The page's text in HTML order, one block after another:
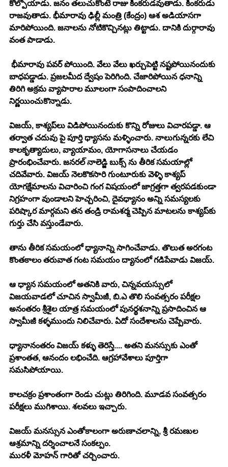
కోల్పోయాడు. జనం తలుచుకొంటే రాజు కింకరుడవుతాడు. కింకరుడు
రాజవుతాడు. భీమారావు ఢిల్లీ మంత్రి (కేంద్రం) ఆశ అడియాసగా
మారిపోయింది. జనాలను నోటికొచ్చినట్లు తిట్టాడు. దానికి దుర్గారావు
వంత పాడాడు.
భీమారావు పవర్ పోయింది. వేలు వేలు ఖర్చుపెట్టి నష్టపోయినందుకు
బాధపడ్డాడు. ప్రజలమీద ద్వేషం పెరిగింది. చేజారిపోయిన ధనాన్ని
తిరిగి అక్రమ వ్యాపారాల మూలంగా సంపాదించాలని
నిర్ణయించుకొన్నాడు.
విజయ్, కాశ్యప్‍లు విడిపోయినందుకు కొన్ని రోజులు విచారపడ్డా. ఆ
తర్వాత చదువు పై పూర్తి ధ్యాసను మళ్ళించారు. నాలుగున్నరకు లేచి
కాలకృత్యాదులు, వ్యాయామం, యోగాసనాలు చేయడం
ప్రారంభించేవారు. జనరల్ నాలెడ్జి బుక్స్ ను తీరిక సమయాల్లో
చదివేవారు. విజయ్ నెలకొకసారి గుంటూరుకు వెళ్ళి కాశ్యప్‍
యోగక్షేమాలను విచారించి గంగ విషయంలో జాగ్రత్తగా త్వరపడకుండా
నిగ్రహంగా వుండాలని హెచ్చరించి, దైవధ్యానం అన్ని సమస్యలకు
పరిష్కార మార్గమని తన తండ్రి రామశర్మ చెప్పిన మాటలను కాశ్యప్‍కు
గుర్తు చేసి వస్తుండేవారు.
తాను తీరిక సమయంలో ధ్యానాన్ని సాగించేవాడు. తొలుత అరగంట
కొంతకాలం తరువాత గంట సమయం ద్యానంలో గడిపేవాడు విజయ్.
ఆ ధ్యాన సమయంలో అతనికి వారు, చిన్నవయస్సులో
విజయవాడలో చూచిన స్వామీజీ, బి.ఎ తొలి సంవత్సరం పరీక్షల
అనంతరం శ్రీశైల యాత్ర సమయంలో పునర్థశనాన్ని ప్రసాదించిన ఆ
స్వామీజీ కళ్ళముందు నిలిచేవారు. ఏదో సందేశాలను చెప్పేవారు.
ధ్యానానంతరం విజయ్ కళ్ళు తెరిస్తే.... అతని మనస్సుకు ఎంతో
ప్రశాంతత, ఆనందం లభించేది. ఆగ్రహావేశాలు పూర్తిగా
సమసిపోయాయి.
కాలచక్రం ప్రశాంతంగా రెండు చుట్లు తిరిగింది. మూడవ సంవత్సరం
పరీక్షలు ముగిశాయి. శలవలు ఇచ్చారు.
విజయ్ మనస్సున ఎంతోకాలంగా అరుణాచలాన్ని, శ్రీ రమణుల
ఆశ్రమాన్ని దర్శించాలనే సంకల్పం.
మురళీ మోహన్ గారితో చర్చించారు.